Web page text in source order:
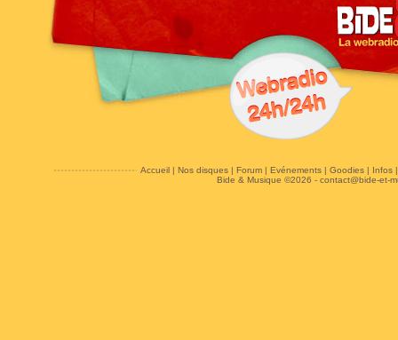
Accueil| Nos disques| Forum| Evénements| Goodies| Infos
Bide & Musique ©2026 - contact@bide-et-